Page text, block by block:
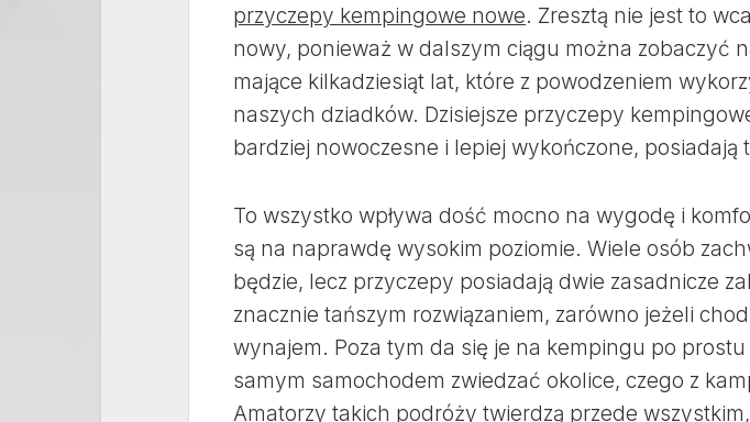
przyczepy kempingowe nowe. Zresztą nie jest to
nowy, ponieważ w dalszym ciągu można zobaczyć
mające kilkadziesiąt lat, które z powodzeniem
naszych dziadków. Dzisiejsze przyczepy
bardziej nowoczesne i lepiej wykończone, posiadają
To wszystko wpływa dość mocno na wygodę i
są na naprawdę wysokim poziomie. Wiele osób
będzie, lecz przyczepy posiadają dwie zasadnicze
znacznie tańszym rozwiązaniem, zarówno jeżeli
wynajem. Poza tym da się je na kempingu po
samym samochodem zwiedzać okolice, czego z
Amatorzy takich podróży twierdzą przede